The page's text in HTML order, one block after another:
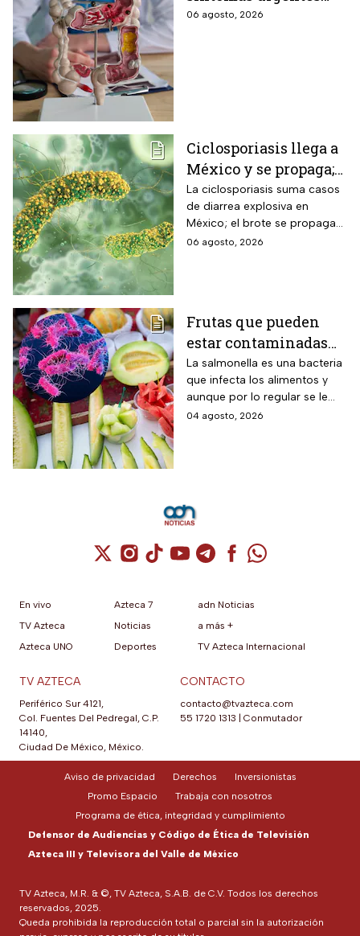
que te advierten que
06 agosto, 2026
Ciclosporiasis llega a
México y se propaga;
activan protocolos
para revisar frutas y
verduras
La ciclosporiasis suma casos
de diarrea explosiva en
México; el brote se propaga
en el territorio nacional
06 agosto, 2026
Frutas que pueden
estar contaminadas
de salmonella y cómo
protegerte del
contagio
La salmonella es una bacteria
que infecta los alimentos y
aunque por lo regular se le
relaciona con el huevo,
04 agosto, 2026
Cuenta de X / Twitter (se abre en una
Cuenta de Instagram (se abre en una
Cuenta de TikTok (se abre en
Cuenta de YouTube (se abre
Cuenta de Telegram (se
Cuenta de
Cuenta de
En vivo
TV Azteca
Azteca UNO
Azteca 7
Noticias
Deportes
adn Noticias
a más +
TV Azteca Internacional
TV AZTECA
Periférico Sur 4121,
Col. Fuentes Del Pedregal, C.P.
14140,
Ciudad De México, México.
CONTACTO
contacto@tvazteca.com
55 1720 1313
Conmutador
TV Azteca, M.R. & ©, TV Azteca, S.A.B. de C.V. Todos los derechos
reservados, 2025.
Queda prohibida la reproducción total o parcial sin la autorización
Aviso de privacidad Derechos
Inversionistas
Promo Espacio
Trabaja con nosotros
Programa de ética, integridad y cumplimiento
Defensor de Audiencias y Código de Ética de Televisión
Azteca III y Televisora del Valle de México